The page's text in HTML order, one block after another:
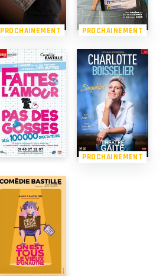
PROCHAINEMENT PROCHAINEMENT
PROCHAINEMENT